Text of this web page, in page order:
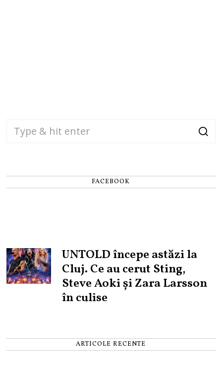
FACEBOOK
UNTOLD începe astăzi la
Cluj. Ce au cerut Sting,
Steve Aoki și Zara Larsson
în culise
ARTICOLE RECENTE